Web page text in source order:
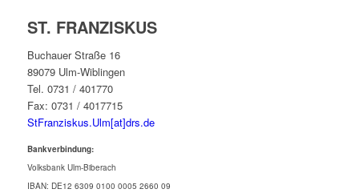
ST. FRANZISKUS
Buchauer Straße 16
89079 Ulm-Wiblingen
Tel. 0731 / 401770
Fax: 0731 / 4017715
StFranziskus.Ulm[at]drs.de
Bankverbindung:
Volksbank Ulm-Biberach
IBAN: DE12 6309 0100 0005 2660 09